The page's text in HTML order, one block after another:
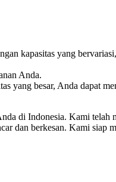
kapasitas yang
Anda.
yang besar, Anda dapat
di Indonesia. Kami telah
dan berkesan. Kami siap